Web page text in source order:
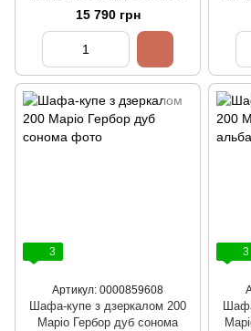
15 790 грн
3
Артикул: 0000859608
Шафа-купе з дзеркалом 200
Маріо Гербор дуб сонома
3